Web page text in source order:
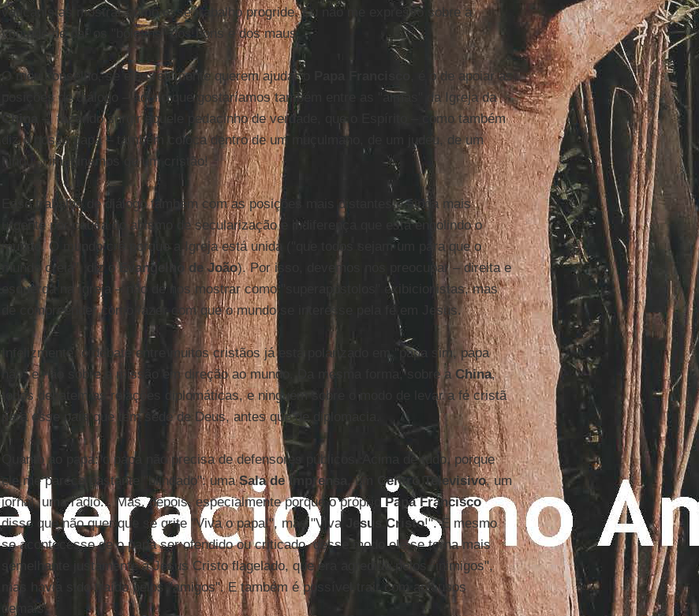
vaticanistas mostrar como esse trabalho progride. Eu não me expresso sobre a
vontade de dar os "boletins" dos bons e dos maus.
O meu conselho, se eles realmente querem ajudar o
, é o de apoiar as
posições de diálogo – aquilo que gostaríamos também entre as "almas" da Igreja da
China
–, fazendo surgir aquele pedacinho de verdade, que o Espírito – como também
diz o nosso papa – também coloca dentro de um muçulmano, de um judeu, de um
hindu... imaginemos de um cristão!
Esse trabalho de diálogo também com as posições mais distantes é ainda mais
urgente por causa do abismo de secularização e indiferença que está engolindo o
mundo. O mundo crê porque a Igreja está unida ("que todos sejam um para que o
mundo creia", diz oEvangelho de João). Por isso, devemos nos preocupar – direita e
esquerda na Igreja – não de nos mostrar como "superapóstolos" exibicionistas, mas
de compreender como fazer com que o mundo se interesse pela fé em Jesus.
Infelizmente, o debate entre muitos cristãos já está polarizado em "papa sim, papa
não" e não sobre a missão em direção ao mundo. Da mesma forma, sobre a China,
todos debatem as relações diplomáticas, e ninguém sobre o modo de levar a fé cristã
para esse país que tem sede de Deus, antes que de diplomacia.
Quanto ao papa: o papa não precisa de defensores públicos. Acima de tudo, porque
ele me parece bastante "blindado": umaSala de Imprensa , um Centro Televisivo, um
jornal, uma rádio... Mas, depois, especialmente porque o próprioPapa Francisco
disse que não quer que se grite "Viva o papa!", mas "Viva
Jesus Cristo!". E mesmo
se acontecesse de o papa ser ofendido ou criticado, desse modo ele se torna mais
semelhante justamente a Jesus Cristo flagelado, que era agredido pelos "inimigos",
mas havia sido traído pelos "amigos". E também é possível trair com aplausos
demais.